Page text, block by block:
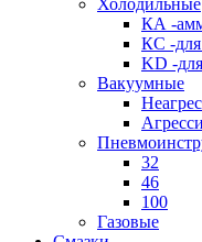
Холодильные
КА -
КС -для
KD -
Вакуумные
32
46
100
Газовые